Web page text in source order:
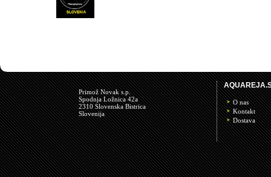
Primož Novak s.p.
Spodnja Ložnica 42a
2310 Slovenska Bistrica
Slovenija
O nas
Kontakt
Dostava